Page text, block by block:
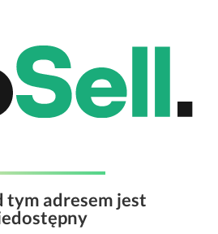
tym adresem jest